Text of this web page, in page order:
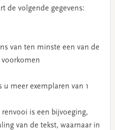
de volgende gegevens:
van ten minste een van de
u meer exemplaren van 1
is een bijvoeging,
van de tekst, waarnaar in